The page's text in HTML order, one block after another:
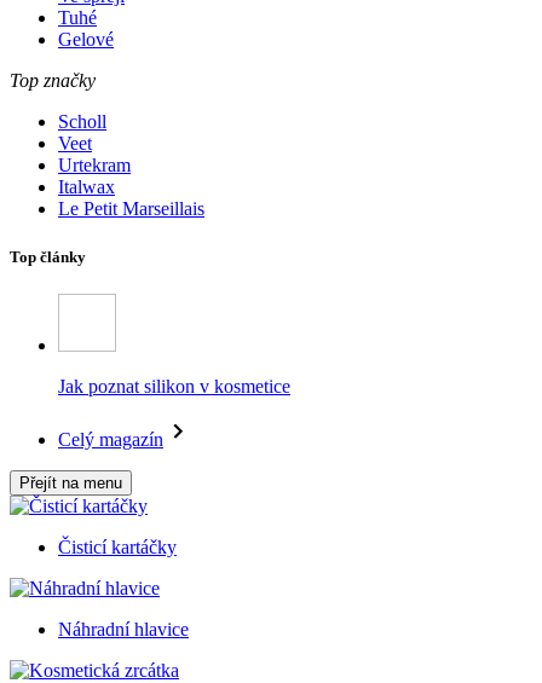
Tuhé
Gelové
Top značky
Scholl
Veet
Urtekram
Italwax
Le Petit Marseillais
Top články
Jak poznat silikon v kosmetice
Celý magazín
Přejít na menu
Čisticí kartáčky
Náhradní hlavice